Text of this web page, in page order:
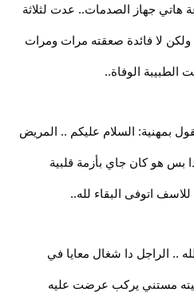
هاتي جهاز الصدمات.. عدت لثلاثة
لا فائدة صعقته مرات ومرات
الطبيبة الوفاة..
بمهنية: السلام عليكم .. المريض
بس هو كان جاي بأزمة قلبية
اتوفى البقاء لله..
.. الراجل دا شغال معايا في
مستني يركب عرضت عليه